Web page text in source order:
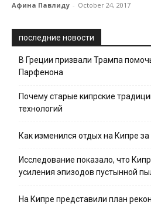
Афина Павлиду - October 24, 2017
последние новости
В Греции призвали Трампа
Парфенона
Почему старые кипрские
технологий
Как изменился отдых на Кипре
Исследование показало, что
усиления эпизодов пустынной
На Кипре представили план